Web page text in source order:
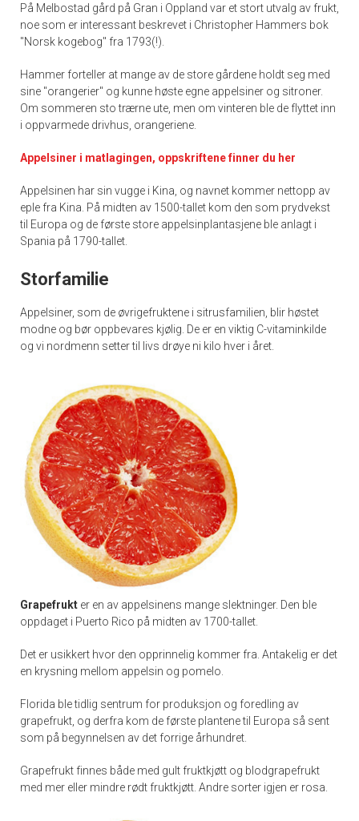
På Melbostad gård på Gran i Oppland var et stort utvalg av frukt,
noe som er interessant beskrevet i Christopher Hammers bok
"Norsk kogebog" fra 1793(!).
Hammer forteller at mange av de store gårdene holdt seg med
sine "orangerier" og kunne høste egne appelsiner og sitroner.
Om sommeren sto trærne ute, men om vinteren ble de flyttet inn
i oppvarmede drivhus, orangeriene.
Appelsiner i matlagingen, oppskriftene finner du her
Appelsinen har sin vugge i Kina, og navnet kommer nettopp av
eple fra Kina. På midten av 1500-tallet kom den som prydvekst
til Europa og de første store appelsinplantasjene ble anlagt i
Spania på 1790-tallet.
Storfamilie
Appelsiner, som de øvrigefruktene i sitrusfamilien, blir høstet
modne og bør oppbevares kjølig. De er en viktig C-vitaminkilde
og vi nordmenn setter til livs drøye ni kilo hver i året.
Grapefrukt er en av appelsinens mange slektninger. Den ble
oppdaget i Puerto Rico på midten av 1700-tallet.
Det er usikkert hvor den opprinnelig kommer fra. Antakelig er det
en krysning mellom appelsin og pomelo.
Florida ble tidlig sentrum for produksjon og foredling av
grapefrukt, og derfra kom de første plantene til Europa så sent
som på begynnelsen av det forrige århundret.
Grapefrukt finnes både med gult fruktkjøtt og blodgrapefrukt
med mer eller mindre rødt fruktkjøtt. Andre sorter igjen er rosa.